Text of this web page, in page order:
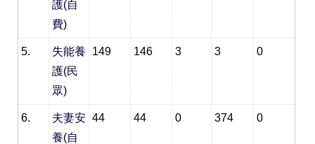
護(自
費)
5.
失能養
護(民
眾)
149 146 3 3 0
6.
夫妻安
養(自
44 44 0 374 0